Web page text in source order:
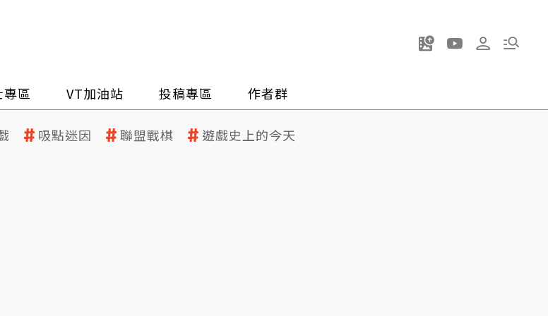
區 VT加油站 投稿專區 作者群
吸點迷因 聯盟戰棋 遊戲史上的今天